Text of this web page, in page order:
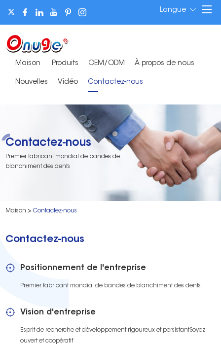
Langue
Maison Produits OEM/ODM À propos de nous
Nouvelles Vidéo Contactez-nous
Contactez-nous
Premier fabricant mondial de bandes de
blanchiment des dents
Maison >Contactez-nous
Contactez-nous
Positionnement de l'entreprise
Premier fabricant mondial de bandes de blanchiment des dents
Vision d'entreprise
Esprit de recherche et développement rigoureux et persistantSoyez
ouvert et coopératif